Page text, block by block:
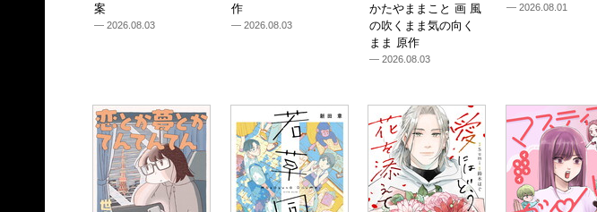
案
— 2026.08.03
作
— 2026.08.03
かたやままこと 画 風
の吹くまま気の向く
まま 原作
— 2026.08.03
— 2026.08.01